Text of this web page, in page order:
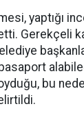
yaptığı
Gerekçeli
bu